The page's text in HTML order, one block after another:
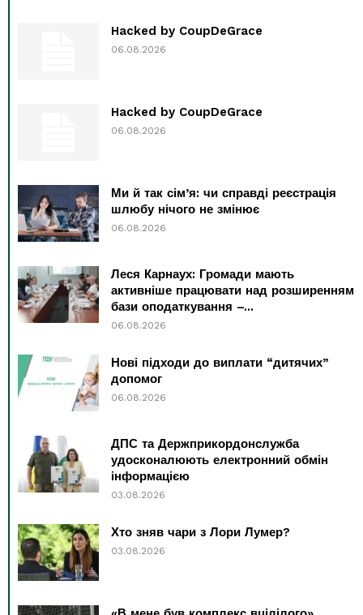
Hacked by CoupDeGrace
06.08.2026
Hacked by CoupDeGrace
06.08.2026
Ми й так сім’я: чи справді реєстрація
шлюбу нічого не змінює
06.08.2026
Леся Карнаух: Громади мають
активніше працювати над розширенням
бази оподаткування –...
06.08.2026
Нові підходи до виплати “дитячих”
допомог
06.08.2026
ДПС та Держприкордонслужба
удосконалюють електронний обмін
інформацією
03.08.2026
Хто зняв чари з Лори Лумер?
03.08.2026